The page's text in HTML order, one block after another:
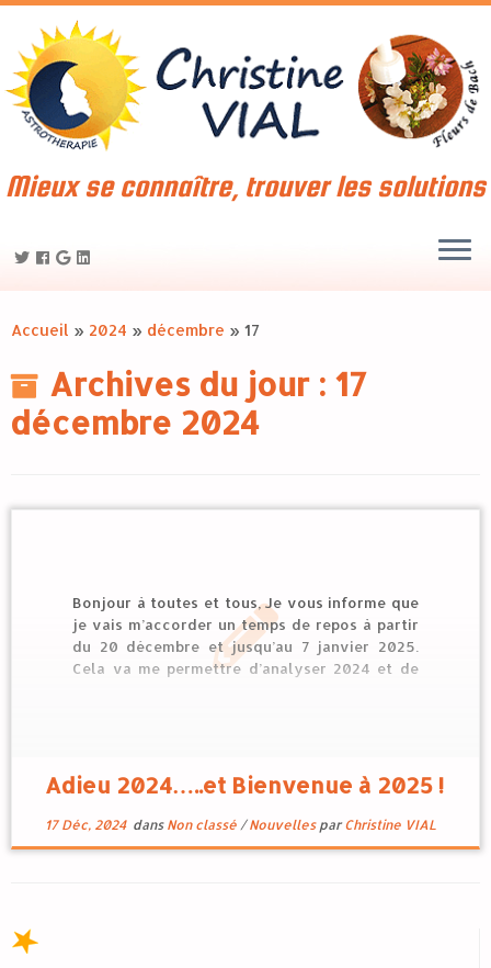
Mieux se connaître, trouver les solutions
Accueil » 2024 » décembre » 17
Archives du jour : 17
décembre 2024
Bonjour à toutes et tous, Je vous informe que
je vais m’accorder un temps de repos à partir
du 20 décembre et jusqu’au 7 janvier 2025.
Cela va me permettre d’analyser 2024 et de
Adieu 2024…..et Bienvenue à 2025 !
17 Déc, 2024dans Non classé /Nouvelles parChristine VIAL